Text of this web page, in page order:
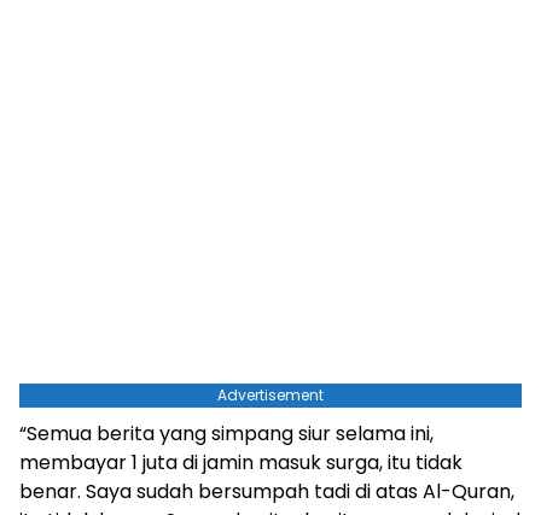
Advertisement
“Semua berita yang simpang siur selama ini,
membayar 1 juta di jamin masuk surga, itu tidak
benar. Saya sudah bersumpah tadi di atas Al-Quran,